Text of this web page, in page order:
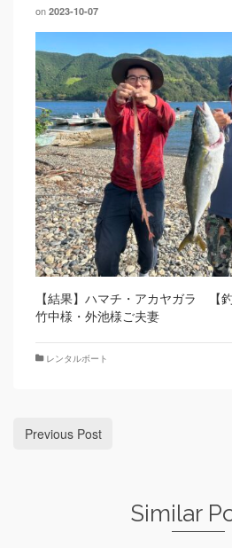
on 2023-10-07
【結果】ハマチ・アカヤガラ 【
竹中様・外池様ご夫妻
レンタルボート
Previous Post
Similar